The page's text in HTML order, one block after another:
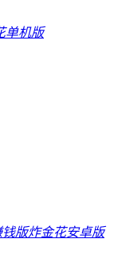
单机版
钱版炸金花安卓版